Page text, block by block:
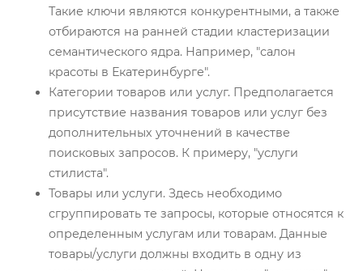
Такие ключи являются конкурентными, а также
отбираются на ранней стадии кластеризации
семантического ядра. Например, "салон
красоты в Екатеринбурге".
Категории товаров или услуг. Предполагается
присутствие названия товаров или услуг без
дополнительных уточнений в качестве
поисковых запросов. К примеру, "услуги
стилиста".
Товары или услуги. Здесь необходимо
сгруппировать те запросы, которые относятся к
определенным услугам или товарам. Данные
товары/услуги должны входить в одну из